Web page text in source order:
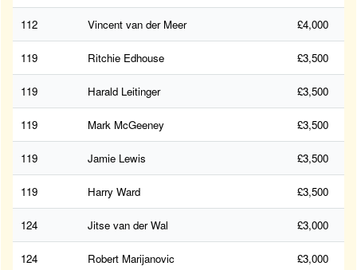
112 Vincent van der Meer £4,000
119 Ritchie Edhouse £3,500
119 Harald Leitinger £3,500
119 Mark McGeeney £3,500
119 Jamie Lewis £3,500
119 Harry Ward £3,500
124 Jitse van der Wal £3,000
124 Robert Marijanovic £3,000